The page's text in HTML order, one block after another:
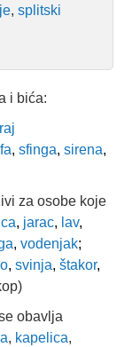
, splitski
i bića:
raj
, sfinga, sirena,
za osobe koje
, jarac, lav,
, vodenjak;
, svinja, štakor,
obavlja
, kapelica,